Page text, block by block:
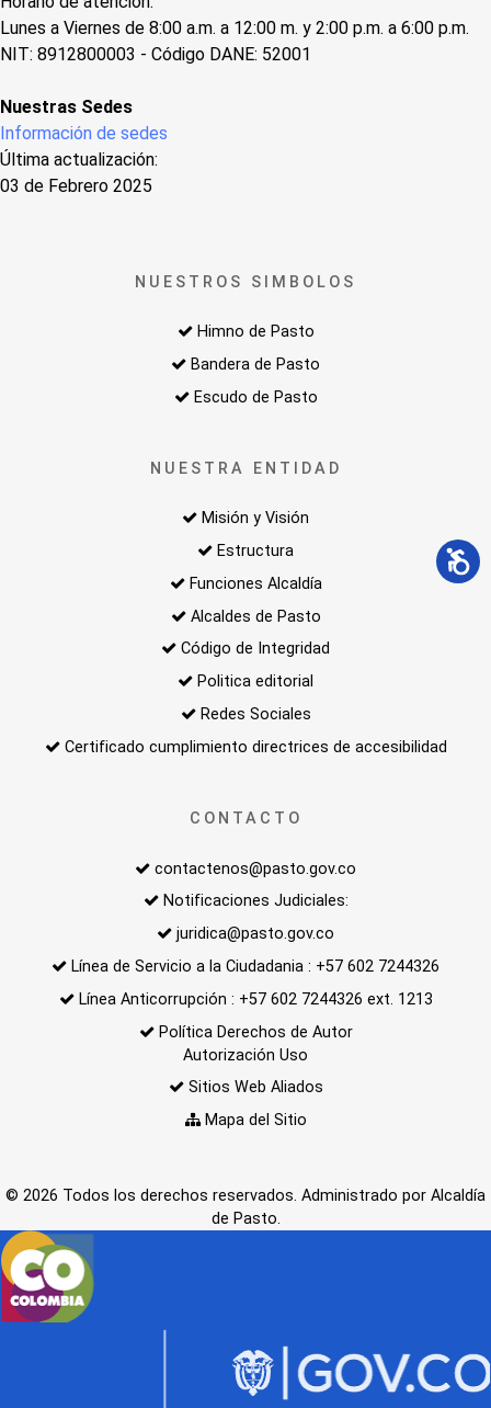
Lunes a Viernes de 8:00 a.m. a 12:00 m. y 2:00 p.m. a 6:00 p.m.
NIT: 8912800003 - Código DANE: 52001
Nuestras Sedes
Información de sedes
Última actualización:
03 de Febrero 2025
NUESTROS SIMBOLOS
Himno de Pasto
Bandera de Pasto
Escudo de Pasto
NUESTRA ENTIDAD
Misión y Visión
Estructura
Funciones Alcaldía
Alcaldes de Pasto
Código de Integridad
Politica editorial
Redes Sociales
Certificado cumplimiento directrices de accesibilidad
CONTACTO
contactenos@pasto.gov.co
Notificaciones Judiciales:
juridica@pasto.gov.co
Línea de Servicio a la Ciudadania : +57 602 7244326
Línea Anticorrupción : +57 602 7244326 ext. 1213
Política Derechos de Autor
Autorización Uso
Sitios Web Aliados
Mapa del Sitio
© 2026 Todos los derechos reservados. Administrado por Alcaldía
de Pasto.